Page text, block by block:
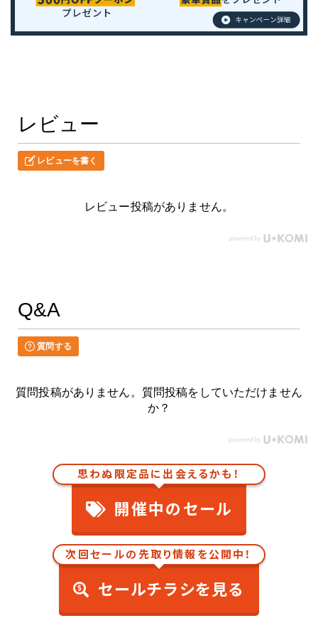
レビュー
レビューを書く
レビュー投稿がありません。
Q&A
質問する
質問投稿がありません。質問投稿をしていただけません
か？
思わぬ限定品に出会えるかも！
開催中のセール
次回セールの先取り情報を公開中！
セールチラシを見る